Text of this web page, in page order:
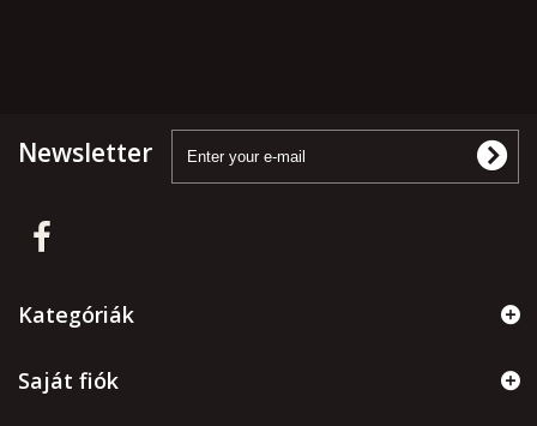
Newsletter
Kategóriák
Saját fiók